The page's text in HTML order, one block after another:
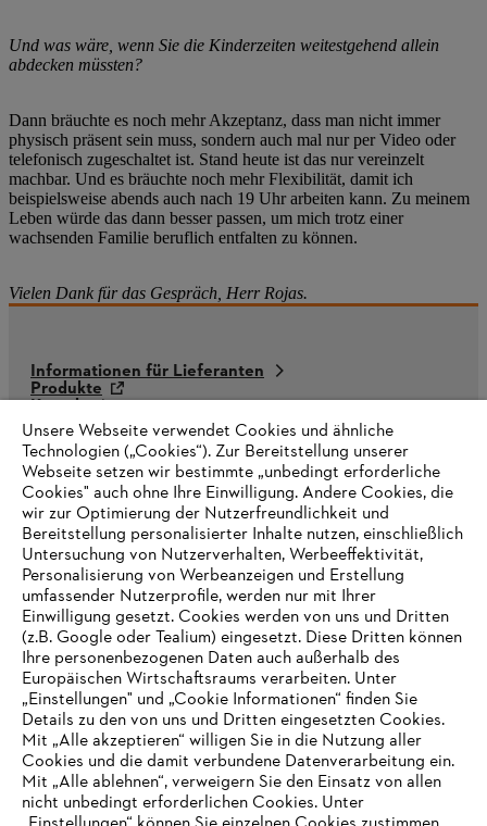
Und was wäre, wenn Sie die Kinderzeiten weitestgehend allein
abdecken müssten?
Dann bräuchte es noch mehr Akzeptanz, dass man nicht immer
physisch präsent sein muss, sondern auch mal nur per Video oder
telefonisch zugeschaltet ist. Stand heute ist das nur vereinzelt
machbar. Und es bräuchte noch mehr Flexibilität, damit ich
beispielsweise abends auch nach 19 Uhr arbeiten kann. Zu meinem
Leben würde das dann besser passen, um mich trotz einer
wachsenden Familie beruflich entfalten zu können.
Vielen Dank für das Gespräch, Herr Rojas.
Informationen für Lieferanten
Produkte
Kontakt
Karriere
Hinweisgebersystem
AUSZEICHNUNGEN
Unsere Webseite verwendet Cookies und ähnliche
Technologien („Cookies“). Zur Bereitstellung unserer
Webseite setzen wir bestimmte „unbedingt erforderliche
Cookies" auch ohne Ihre Einwilligung. Andere Cookies, die
wir zur Optimierung der Nutzerfreundlichkeit und
Bereitstellung personalisierter Inhalte nutzen, einschließlich
Untersuchung von Nutzerverhalten, Werbeeffektivität,
Personalisierung von Werbeanzeigen und Erstellung
umfassender Nutzerprofile, werden nur mit Ihrer
Einwilligung gesetzt. Cookies werden von uns und Dritten
(z.B. Google oder Tealium) eingesetzt. Diese Dritten können
Ihre personenbezogenen Daten auch außerhalb des
Europäischen Wirtschaftsraums verarbeiten. Unter
„Einstellungen" und „Cookie Informationen“ finden Sie
Details zu den von uns und Dritten eingesetzten Cookies.
Mit „Alle akzeptieren“ willigen Sie in die Nutzung aller
Cookies und die damit verbundene Datenverarbeitung ein.
Mit „Alle ablehnen“, verweigern Sie den Einsatz von allen
nicht unbedingt erforderlichen Cookies. Unter